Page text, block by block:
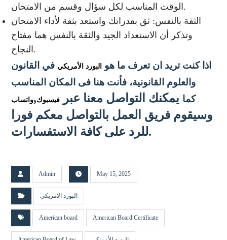
الوقت المناسب لكل سؤال وقسم من الامتحان.
الثقة بالنفس: ثق بقدراتك واستعد بثقة لأداء الامتحان
وتذكر أن الاستعداد الجيد والثقة بالنفس هما مفتاح
النجاح.
اذا كنت تريد ان تعرف ما هو البورد الأمريكي في القانون
والعلوم القانونية، فأنت هنا فى المكان المناسب
كما يمكنك التواصل معنا عبر فيسبوك,واتساب
وسيقوم فريق العمل بالتواصل معكم فورا
للرد على كافة الاستفسارات.
Admin May 15, 2025
البورد الامريكي
American board American Board Certificate